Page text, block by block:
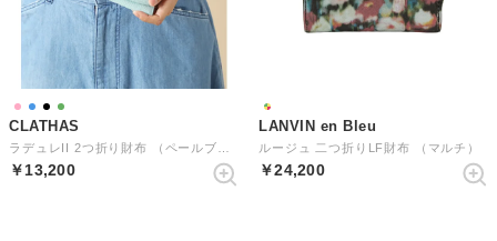
CLATHAS
￥13,200
LANVIN en Bleu
ルージュ 二つ折りLF財布 （マルチ）
￥24,200